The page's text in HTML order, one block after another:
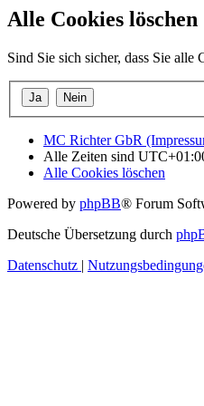
Alle Cookies löschen
Sind Sie sich sicher, dass Sie alle
MC Richter GbR
Alle Zeiten sind
Alle Cookies löschen
Powered by phpBB® Forum
Deutsche Übersetzung durch
Datenschutz |